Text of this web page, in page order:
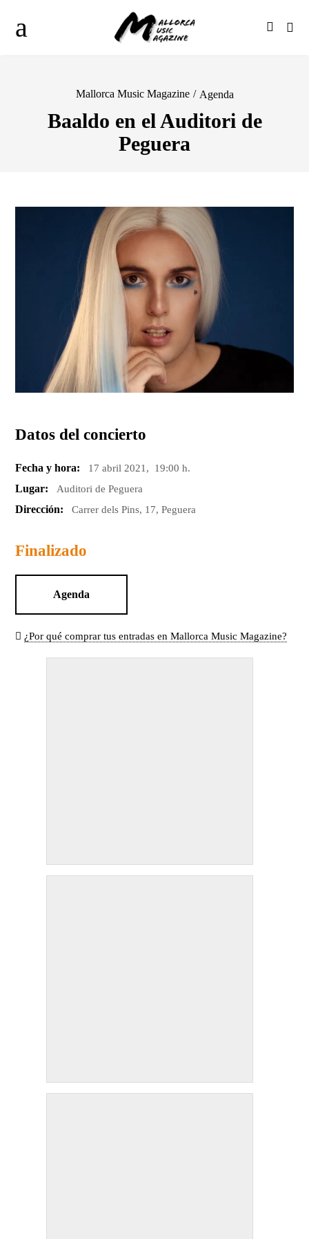
Mallorca Music Magazine / Agenda
Baaldo en el Auditori de
Peguera
Datos del concierto
Fecha y hora: 17 abril 2021, 19:00 h.
Lugar: Auditori de Peguera
Dirección: Carrer dels Pins, 17, Peguera
Finalizado
Agenda
¿Por qué comprar tus entradas en Mallorca Music Magazine?